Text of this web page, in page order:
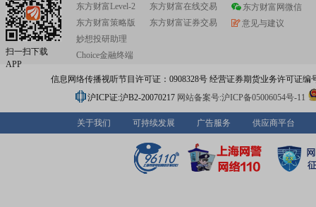
扫一扫下载
APP
东方财富Level-2
东方财富策略版
妙想投研助理
Choice金融终端
东方财富在线交易
东方财富证券交易
东方财富网微信
意见与建议
信息网络传播视听节目许可证：0908328号 经营证券期货业务许可证编
沪ICP证:沪B2-20070217 网站备案号:沪ICP备05006054号-11
关于我们 可持续发展 广告服务 供应商平台